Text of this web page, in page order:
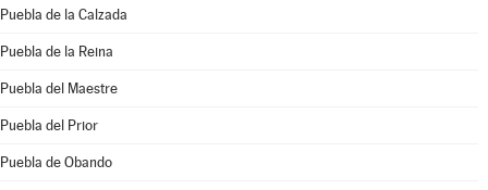
Puebla de la Calzada
Puebla de la Reina
Puebla del Maestre
Puebla del Prior
Puebla de Obando